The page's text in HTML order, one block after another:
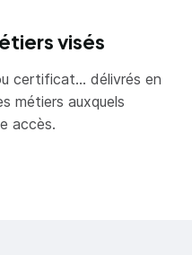
humaines
et
visés
certificat... délivrés en
métiers auxquels
accès.